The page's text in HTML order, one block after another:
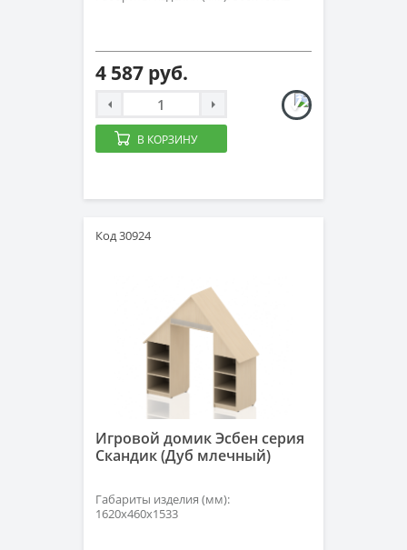
4 587 руб.
В КОРЗИНУ
Код 30924
Игровой домик Эсбен серия
Скандик (Дуб млечный)
Габариты изделия (мм):
1620х460х1533